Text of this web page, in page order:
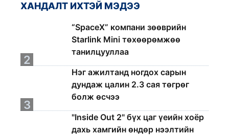
ХАНДАЛТ ИХТЭЙ МЭДЭЭ
“SpaceX” компани зөөврийн
Starlink Mini төхөөрөмжөө
танилцууллаа
2
Нэг ажилтанд ногдох сарын
дундаж цалин 2.3 сая төгрөг
болж өсчээ
3
"Inside Out 2" бүх цаг үеийн хоёр
дахь хамгийн өндөр нээлтийн